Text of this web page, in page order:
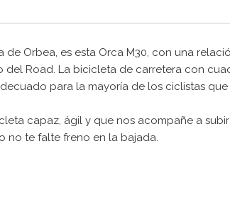
Orbea, es esta Orca M30, con una
Road. La bicicleta de carretera con
para la mayoría de los ciclistas
capaz, ágil y que nos acompañe a
no te falte freno en la bajada.